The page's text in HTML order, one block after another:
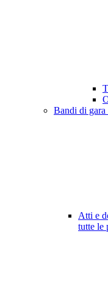
Bandi di gara
Atti e
tutte le